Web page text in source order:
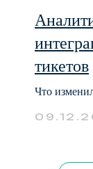
тикетов
Что